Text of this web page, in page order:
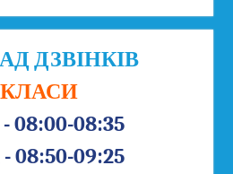
ДЗВІНКІВ
КЛАСИ
- 08:00-08:35
- 08:50-09:25